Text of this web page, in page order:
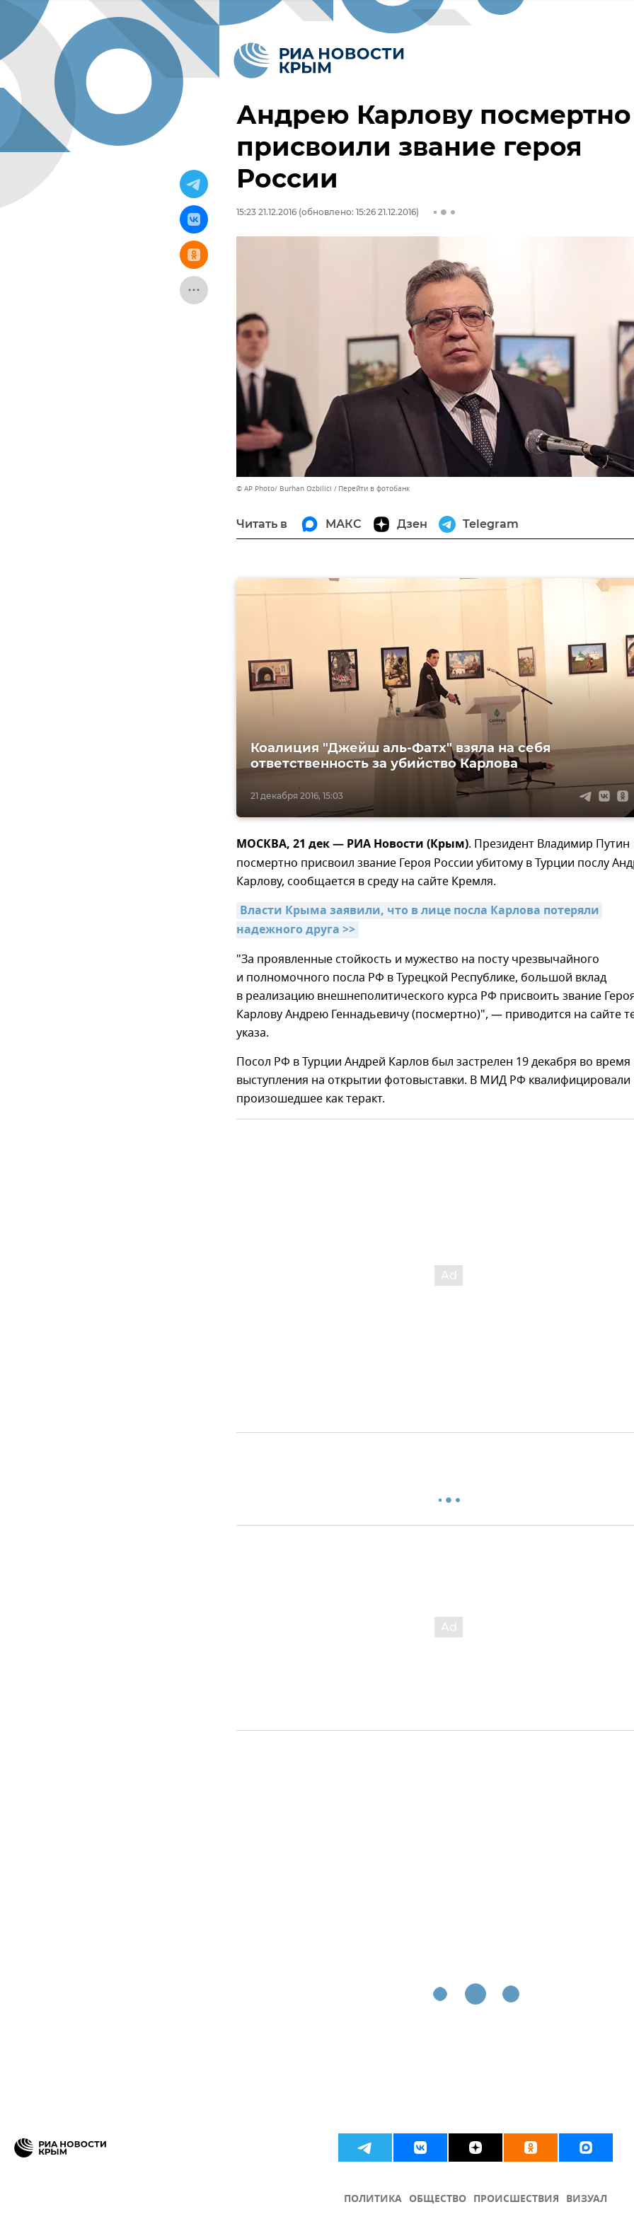
Андрею Карлову посмертно
присвоили звание героя
России
15:23 21.12.2016 (обновлено: 15:26 21.12.2016)
© AP Photo/ Burhan Ozbilici Перейти в фотобанк
Читать в МАКС Дзен Telegram
21 декабря 2016, 15:03
Коалиция "Джейш аль-Фатх" взяла на себя
ответственность за убийство Карлова
МОСКВА, 21 дек — РИА Новости (Крым). Президент Владимир Путин
посмертно присвоил звание Героя России убитому в Турции послу
Карлову, сообщается в среду на сайте Кремля.
Власти Крыма заявили, что в лице посла Карлова потеряли
надежного друга >>
"За проявленные стойкость и мужество на посту чрезвычайного
и полномочного посла РФ в Турецкой Республике, большой вклад
в реализацию внешнеполитического курса РФ присвоить звание
Карлову Андрею Геннадьевичу (посмертно)", — приводится на сайте
указа.
Посол РФ в Турции Андрей Карлов был застрелен 19 декабря во время
выступления на открытии фотовыставки. В МИД РФ квалифицировали
произошедшее как теракт.
ПОЛИТИКА ОБЩЕСТВО ПРОИСШЕСТВИЯ ВИЗУАЛ